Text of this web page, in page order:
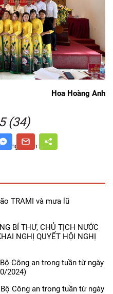
Hoa Hoàng Anh
5 (34)
5 Sao
TRAMI và mưa lũ
BÍ THƯ, CHỦ TỊCH NƯỚC
NGHỊ QUYẾT HỘI NGHỊ
Công an trong tuần từ ngày
2024)
Công an trong tuần từ ngày